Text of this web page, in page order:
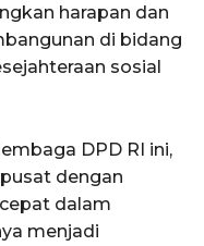
harapan dan
di bidang
sosial
DPD RI ini,
dengan
dalam
menjadi